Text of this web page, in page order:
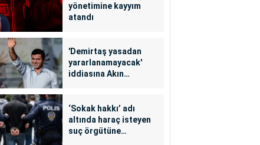
yönetimine kayyım
atandı
'Demirtaş yasadan
yararlanamayacak'
iddiasına Akın
‘Sokak hakkı’ adı
altında haraç isteyen
suç örgütüne